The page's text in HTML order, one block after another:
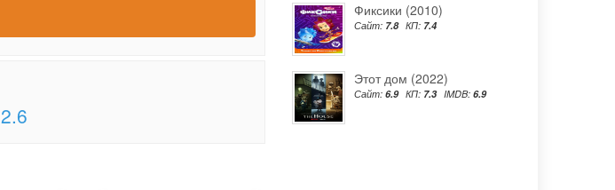
2.6
Фиксики (2010)
Сайт: 7.8 КП: 7.4
Этот дом (2022)
Сайт: 6.9 КП: 7.3 IMDB: 6.9